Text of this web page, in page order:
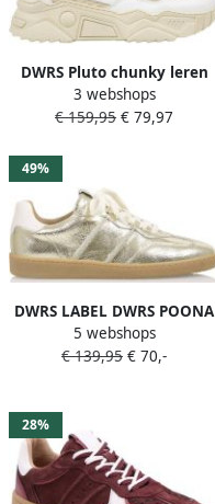
DWRS Pluto chunky leren
sneakers beige wit
3 webshops
€ 159,95 € 79,97
49%
DWRS LABEL DWRS POONA
champagne off white Leer
Dames
5 webshops
€ 139,95 € 70,-
28%